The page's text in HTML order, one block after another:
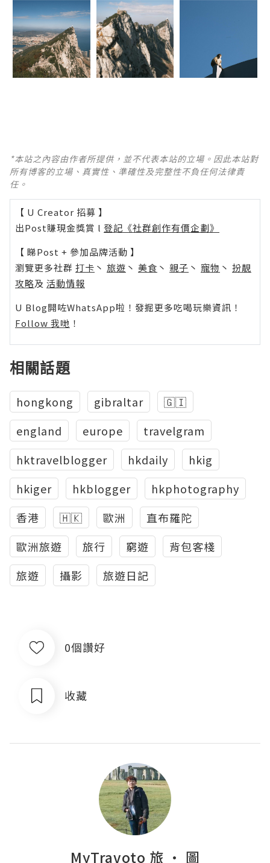
*本站之內容由作者所提供，並不代表本站的立場。因此本站對
所有博客的立場、真實性、準確性及完整性不負任何法律責
任。
【 U Creator 招募 】
出Post賺現金獎賞 l 登記《社群創作有價企劃》
【 睇Post + 參加品牌活動 】
瀏覽更多社群 打卡 丶 旅遊 丶 美食 丶 親子 丶 寵物 丶 扮靚
攻略及 活動情報
U Blog開咗WhatsApp啦！發掘更多吃喝玩樂資訊！
Follow 我哋 ！
相關話題
hongkong gibraltar
🇬🇮
england
europe
travelgram
hktravelblogger
hkdaily
hkig
hkiger
hkblogger
hkphotography
香港
🇭🇰 歐洲
直布羅陀
歐洲旅遊
旅行 窮遊
背包客棧
旅遊
攝影 旅遊日記
0個讚好
收藏
MyTravoto 旅 · 圖